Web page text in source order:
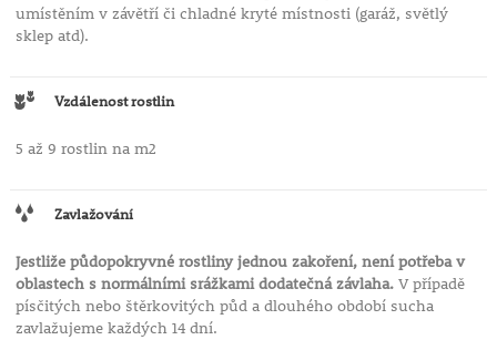
umístěním v závětří či chladné kryté místnosti (garáž, světlý
sklep atd).
Vzdálenost rostlin
5 až 9 rostlin na m2
Zavlažování
Jestliže půdopokryvné rostliny jednou zakoření, není potřeba v
oblastech s normálními srážkami dodatečná závlaha.V případě
písčitých nebo štěrkovitých půd a dlouhého období sucha
zavlažujeme každých 14 dní.